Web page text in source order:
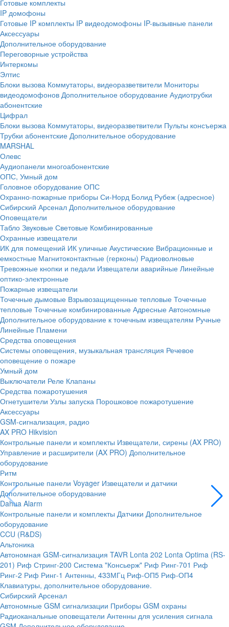
Готовые комплекты
IP домофоны
Готовые IP комплекты IP видеодомофоны IP-вызывные панели
Аксессуары
Дополнительное оборудование
Переговорные устройства
Интеркомы
Элтис
Блоки вызова Коммутаторы, видеоразветвители Мониторы
видеодомофонов Дополнительное оборудование Аудиотрубки
абонентские
Цифрал
Блоки вызова Коммутаторы, видеоразветвители Пульты консъержа
Трубки абонентские Дополнительное оборудование
MARSHAL
Олевс
Аудиопанели многоабонентские
ОПС, Умный дом
Головное оборудование ОПС
Охранно-пожарные приборы Си-Норд Болид Рубеж (адресное)
Сибирский Арсенал Дополнительное оборудование
Оповещатели
Табло Звуковые Световые Комбинированные
Охранные извещатели
ИК для помещений ИК уличные Акустические Вибрационные и
емкостные Магнитоконтактные (герконы) Радиоволновые
Тревожные кнопки и педали Извещатели аварийные Линейные
оптико-электронные
Пожарные извещатели
Точечные дымовые Взрывозащищенные тепловые Точечные
тепловые Точечные комбинированные Адресные Автономные
Дополнительное оборудование к точечным извещателям Ручные
Линейные Пламени
Средства оповещения
Системы оповещения, музыкальная трансляция Речевое
оповещение о пожаре
Умный дом
Выключатели Реле Клапаны
Средства пожаротушения
Огнетушители Узлы запуска Порошковое пожаротушение
Аксессуары
GSM-сигнализация, радио
AX PRO Hikvision
Контрольные панели и комплекты Извещатели, сирены (AX PRO)
Управление и расширители (AX PRO) Дополнительное
оборудование
Ритм
Контрольные панели Voyager Извещатели и датчики
Дополнительное оборудование
Dahua Alarm
Контрольные панели и комплекты Датчики Дополнительное
оборудование
CCU (R&DS)
Альтоника
Автономная GSM-сигнализация TAVR Lonta 202 Lonta Optima (RS-
201) Риф Стринг-200 Система "Консьерж" Риф Ринг-701 Риф
Ринг-2 Риф Ринг-1 Антенны, 433МГц Риф-ОП5 Риф-ОП4
Клавиатуры, дополнительное оборудование.
Сибирский Арсенал
Автономные GSM сигнализации Приборы GSM охраны
Радиоканальные оповещатели Антенны для усиления сигнала